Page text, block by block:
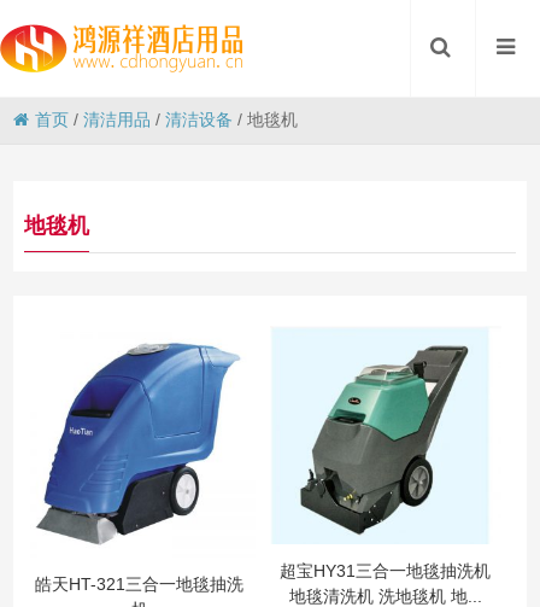
首页 /清洁用品 /清洁设备 /地毯机
地毯机
皓天HT-321三合一地毯抽洗
超宝HY31三合一地毯抽洗机
地毯清洗机 洗地毯机 地...